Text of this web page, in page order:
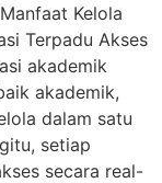
Kelola
Terpadu Akses
akademik
akademik,
dalam satu
setiap
secara real-